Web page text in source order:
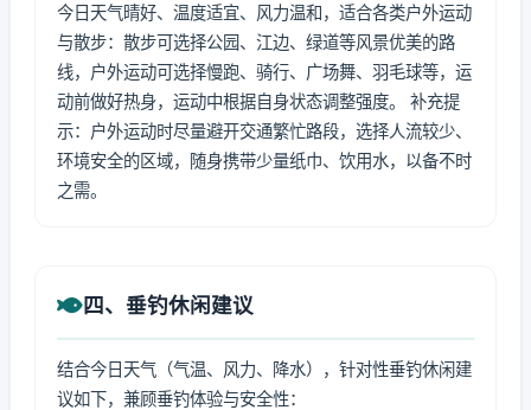
今日天气晴好、温度适宜、风力温和，适合各类户外运动
与散步：散步可选择公园、江边、绿道等风景优美的路
线，户外运动可选择慢跑、骑行、广场舞、羽毛球等，运
动前做好热身，运动中根据自身状态调整强度。 补充提
示：户外运动时尽量避开交通繁忙路段，选择人流较少、
环境安全的区域，随身携带少量纸巾、饮用水，以备不时
之需。
四、垂钓休闲建议
结合今日天气（气温、风力、降水），针对性垂钓休闲建
议如下，兼顾垂钓体验与安全性：